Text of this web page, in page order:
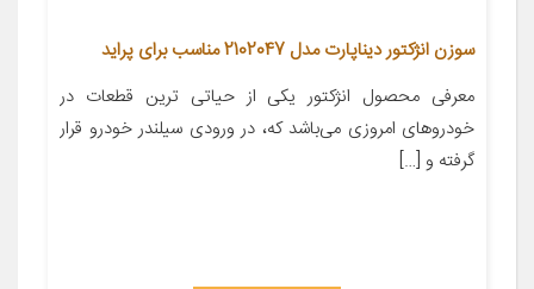
سوزن انژکتور دیناپارت مدل 2102047 مناسب برای پراید
معرفی محصول انژکتور یکی از حیاتی ترین قطعات در
خودروهای امروزی می‌باشد که، در ورودی سیلندر خودرو قرار
گرفته و […]